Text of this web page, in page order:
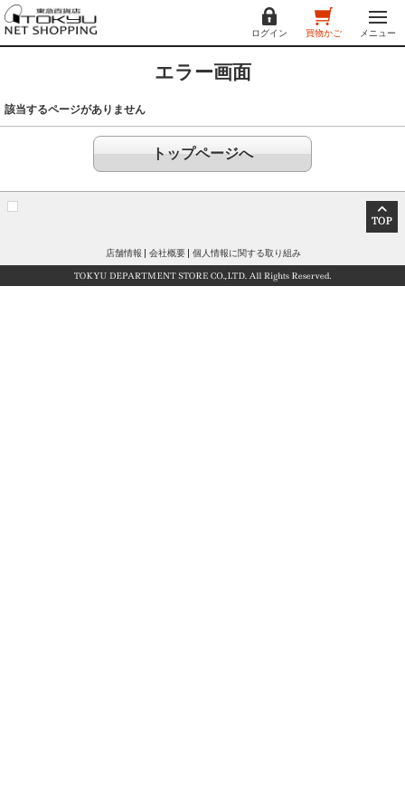
ログイン 買物かご メニュー
エラー画面
該当するページがありません
トップページへ
店舗情報 会社概要 個人情報に関する取り組み